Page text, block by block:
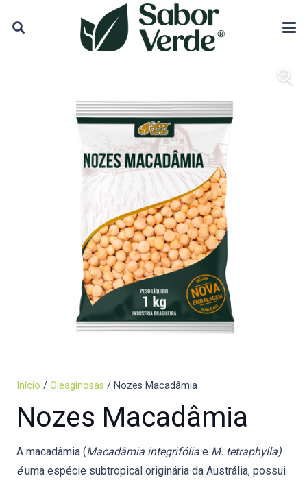
Início / Oleaginosas / Nozes Macadâmia
Nozes Macadâmia
A macadâmia (Macadâmia integrifólia e M. tetraphylla)
éuma espécie subtropical originária da Austrália, possui